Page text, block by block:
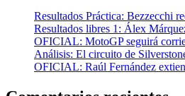
Resultados Práctica: Bezzecchi
Resultados libres 1: Álex
OFICIAL: MotoGP seguirá
Análisis: El circuito de
OFICIAL: Raúl Fernández